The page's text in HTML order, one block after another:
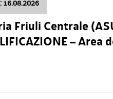
16.08.2026
Friuli Centrale
– Area